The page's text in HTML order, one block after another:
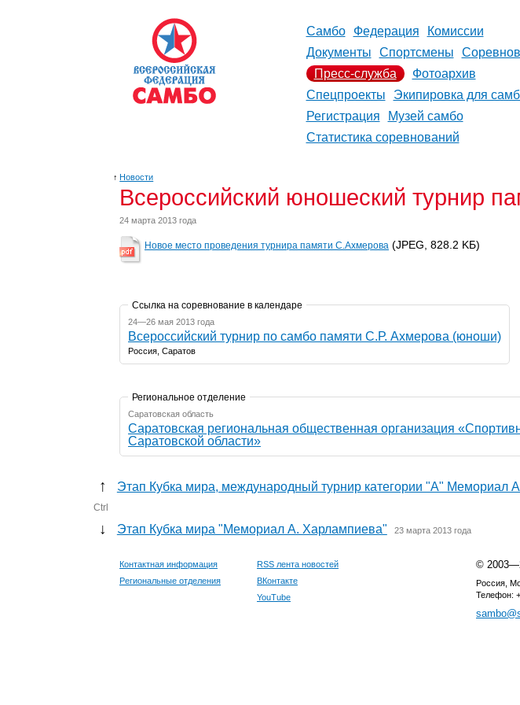
Самбо Федерация
Комиссии
Документы
Спортсмены
Пресс-служба
Фотоархив
Спецпроекты
Экипировка для
Регистрация
Музей самбо
Статистика соревнований
↑ Новости
Всероссийский юношеский турнир
24 марта 2013 года
Новое место проведения турнира памяти С.Ахмерова (JPEG, 828.2 KБ)
Ссылка на соревнование в календаре
24—26 мая 2013 года
Всероссийский турнир по самбо памяти С.Р. Ахмерова (юноши)
Россия, Саратов
Региональное отделение
Саратовская область
Саратовская региональная общественная организация
Саратовской области»
↑ Этап Кубка мира, международный турнир категории "А" Мемориал
Ctrl
↓ Этап Кубка мира "Мемориал А. Харлампиева" 23 марта 2013 года
Контактная информация
Региональные отделения
RSS лента новостей
ВКонтакте
YouTube
©
Россия,
Телефон: